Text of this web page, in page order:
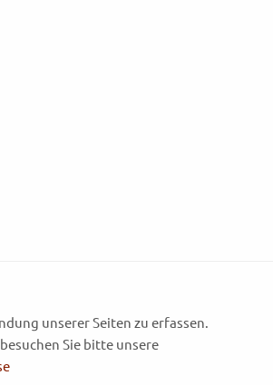
unserer Seiten zu erfassen.
Sie bitte unsere